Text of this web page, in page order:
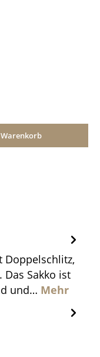
Doppelschlitz,
Sakko ist
und… Mehr